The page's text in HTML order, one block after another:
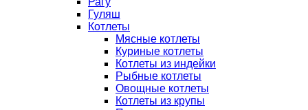
Гуляш
Котлеты
Мясные котлеты
Куриные котлеты
Котлеты из индейки
Рыбные котлеты
Овощные котлеты
Котлеты из крупы